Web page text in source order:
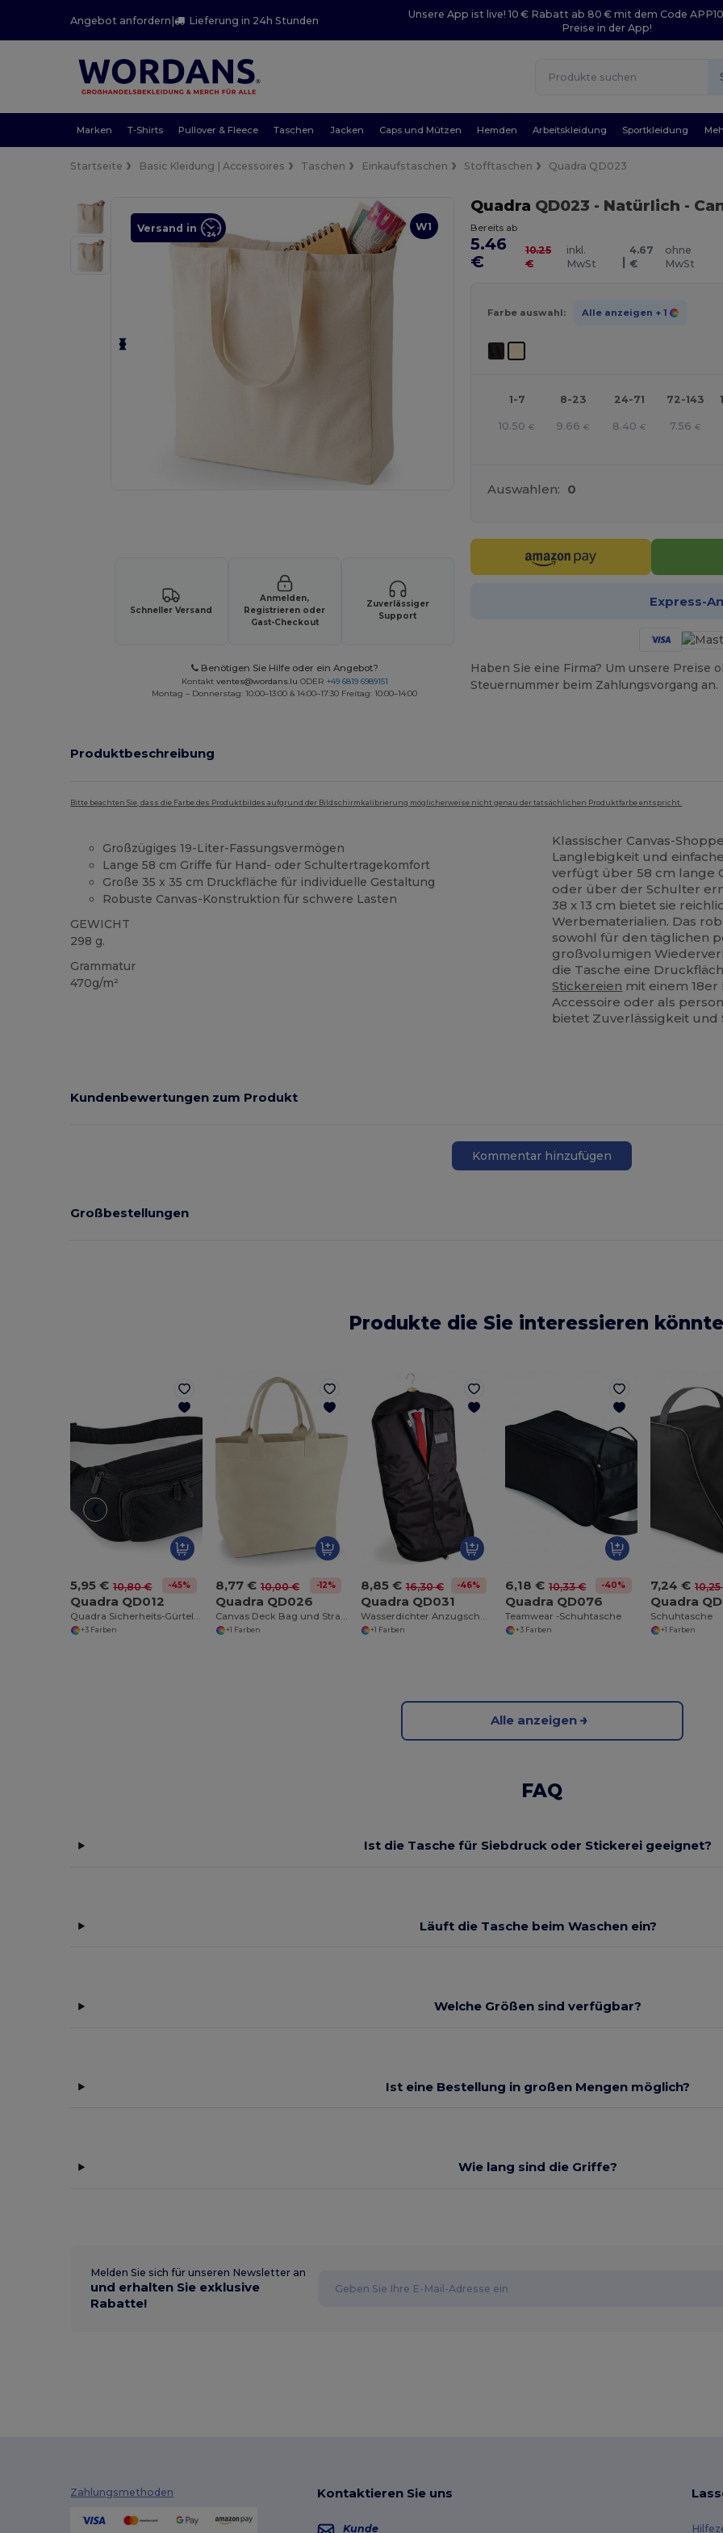
Angebot anfordern| Lieferung in 24h Stunden
Unsere App ist live! 10 € Rabatt ab 80 € mit dem Code
Preise in der App!
Marken T-Shirts Pullover & Fleece Taschen Jacken Caps und Mützen Hemden Arbeitskleidung Sportkleidung
Startseite Basic Kleidung | Accessoires Taschen Einkaufstaschen Stofftaschen Quadra QD023
W1
Versand in
Schneller Versand
Anmelden,
Registrieren oder
Gast-Checkout
Zuverlässiger
Support
Benötigen Sie Hilfe oder ein Angebot?
Kontakt ventes@wordans.lu ODER +49 6819 6989151
Montag – Donnerstag: 10:00–13:00 & 14:00–17:30 Freitag: 10:00–14:00
Quadra QD023 - Natürlich -
Bereits ab
5.46
€
10.25
€
inkl.
MwSt
|
4.67
€
ohne
MwSt
Farbe auswahl: Alle anzeigen + 1
1-7 8-23 24-71 72-143
10.50 € 9.66 € 8.40 € 7.56 €
Auswahlen: 0
Express-
Haben Sie eine Firma? Um unsere
Steuernummer beim Zahlungsvorgang an.
Produktbeschreibung
Bitte beachten Sie, dass die Farbe des Produktbildes aufgrund der Bildschirmkalibrierung möglicherweise nicht genau der tatsächlichen Produktfarbe entspricht.
Großzügiges 19-Liter-Fassungsvermögen
Lange 58 cm Griffe für Hand- oder Schultertragekomfort
Große 35 x 35 cm Druckfläche für individuelle Gestaltung
Robuste Canvas-Konstruktion für schwere Lasten
GEWICHT
298 g.
Grammatur
470g/m²
Klassischer Canvas-
Langlebigkeit und
verfügt über 58 cm lange
oder über der Schulter
38 x 13 cm bietet sie
Werbematerialien. Das
sowohl für den täglichen
großvolumigen
die Tasche eine
Stickereien mit einem
Accessoire oder als
bietet Zuverlässigkeit und
Kundenbewertungen zum Produkt
Kommentar hinzufügen
Großbestellungen
Produkte die Sie interessieren
5,95 € 10,80 € -45%
Quadra QD012
+3 Farben
8,77 € 10,00 € -12%
Quadra QD026
+1 Farben
8,85 € 16,30 € -46%
Quadra QD031
+1 Farben
6,18 € 10,33 € -40%
Quadra QD076
Teamwear -Schuhtasche
+3 Farben
7,24 €
Quadra
Schuhtasche
+1 Farben
Alle anzeigen
FAQ
Ist die Tasche für Siebdruck oder Stickerei geeignet?
Läuft die Tasche beim Waschen ein?
Welche Größen sind verfügbar?
Ist eine Bestellung in großen Mengen möglich?
Wie lang sind die Griffe?
Melden Sie sich für unseren Newsletter an
und erhalten Sie exklusive
Rabatte!
Zahlungsmethoden Kontaktieren Sie uns
Kunde